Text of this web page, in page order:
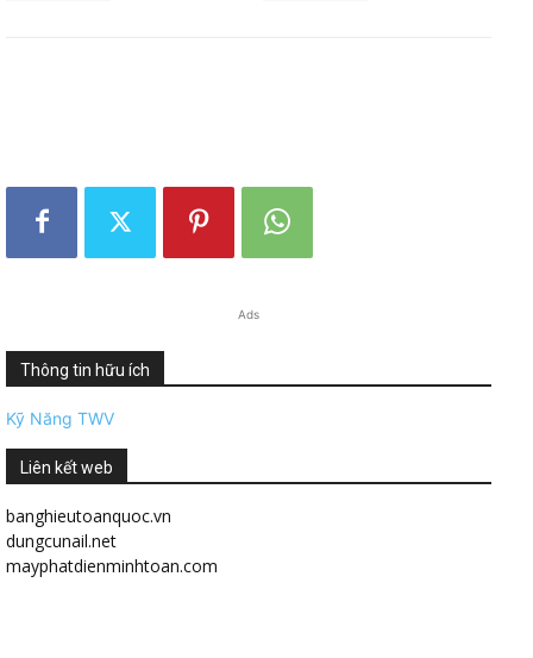
Ads
Thông tin hữu ích
Kỹ Năng TWV
Liên kết web
banghieutoanquoc.vn
dungcunail.net
mayphatdienminhtoan.com